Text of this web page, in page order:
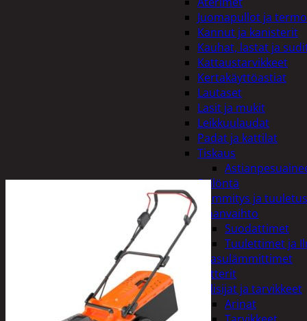
Juomapullot ja
Kannut ja kanisterit
Kauhat, lastat ja
Kattaustarvikkeet
Kertakäyttöastiat
Lautaset
Lasit ja mukit
Leikkuulaudat
Padat ja kattilat
Tiskaus
Säilöntä
Kodin lämmitys ja tuuletus
Ilmanvaihto
Suodattimet
Tuulettimet ja
Kaasulämmittimet
Patterit
Tulisijat ja tarvikkeet
Arinat